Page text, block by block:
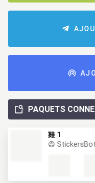
PAQUETS
雞 1
StickersBot